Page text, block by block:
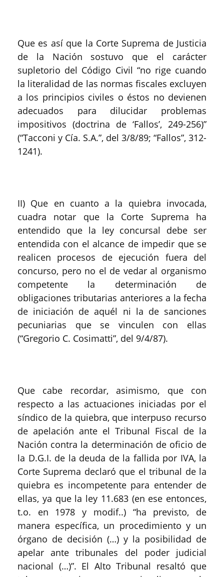
Que es así que la Corte Suprema de Justicia
de la Nación sostuvo que el carácter
supletorio del Código Civil “no rige cuando
la literalidad de las normas fiscales excluyen
a los principios civiles o éstos no devienen
adecuados para dilucidar problemas
impositivos (doctrina de ‘Fallos’, 249-256)”
(“Tacconi y Cía. S.A.”, del 3/8/89; “Fallos”, 312-
1241).
II) Que en cuanto a la quiebra invocada,
cuadra notar que la Corte Suprema ha
entendido que la ley concursal debe ser
entendida con el alcance de impedir que se
realicen procesos de ejecución fuera del
concurso, pero no el de vedar al organismo
competente la determinación de
obligaciones tributarias anteriores a la fecha
de iniciación de aquél ni la de sanciones
pecuniarias que se vinculen con ellas
(“Gregorio C. Cosimatti”, del 9/4/87).
Que cabe recordar, asimismo, que con
respecto a las actuaciones iniciadas por el
síndico de la quiebra, que interpuso recurso
de apelación ante el Tribunal Fiscal de la
Nación contra la determinación de oficio de
la D.G.I. de la deuda de la fallida por IVA, la
Corte Suprema declaró que el tribunal de la
quiebra es incompetente para entender de
ellas, ya que la ley 11.683 (en ese entonces,
t.o. en 1978 y modif..) “ha previsto, de
manera específica, un procedimiento y un
órgano de decisión (…) y la posibilidad de
apelar ante tribunales del poder judicial
nacional (…)”. El Alto Tribunal resaltó que